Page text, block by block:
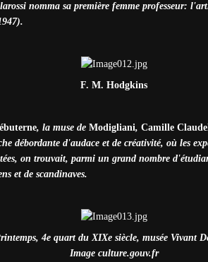
nomma sa première femme professeur:
F. M. Hodgkins
, la muse de Modigliani, Camille
débordante d'audace et de créativité, où les
on trouvait, parmi un grand nombre
et de scandinaves.
4e quart du XIXe siècle, musée Vivant
Image culture.gouv.fr